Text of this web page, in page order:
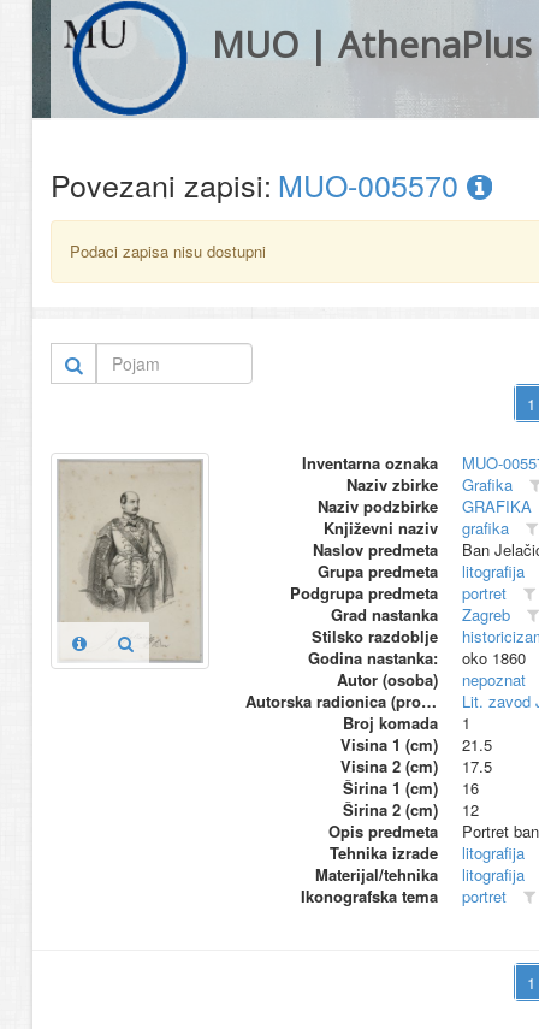
MUO | AthenaPlus
Povezani zapisi: MUO-005570
Podaci zapisa nisu dostupni
Inventarna oznaka
MUO-
Naziv zbirke
Grafika
Naziv podzbirke
GRAFIKA
Književni naziv
grafika
Naslov predmeta
Ban
Grupa predmeta
litografija
Podgrupa predmeta
portret
Grad nastanka
Zagreb
Stilsko razdoblje
Godina nastanka:
oko 1860
Autor (osoba)
nepoznat
Autorska radionica (proizvođač)
Lit. zavod
Broj komada
1
Visina 1 (cm)
21.5
Visina 2 (cm)
17.5
Širina 1 (cm)
16
Širina 2 (cm)
12
Opis predmeta
Portret
Tehnika izrade
litografija
Materijal/tehnika
litografija
Ikonografska tema
portret